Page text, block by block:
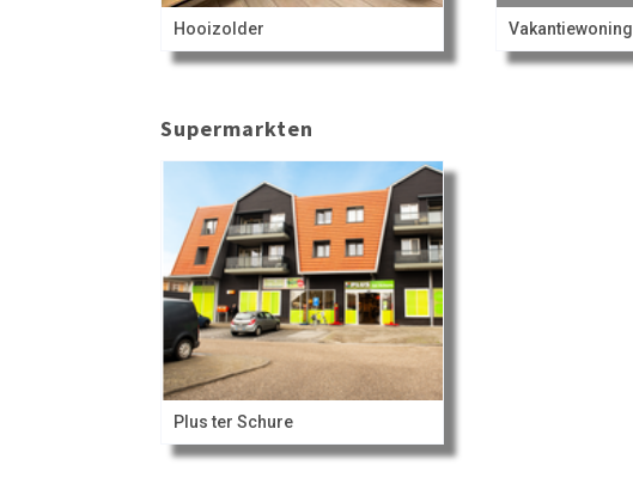
Hooizolder Vakantiewoning
Supermarkten
Plus ter Schure